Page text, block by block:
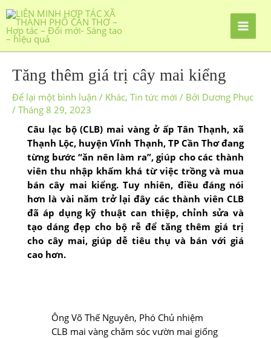
Tăng thêm giá trị cây mai kiểng
Để lại một bình luận / Khác, Tin tức mới / Bởi Dương Phục
/ Tháng 8 29, 2023
Câu lạc bộ (CLB) mai vàng ở ấp Tân Thạnh, xã
Thạnh Lộc, huyện Vĩnh Thạnh, TP Cần Thơ đang
từng bước “ăn nên làm ra”, giúp cho các thành
viên thu nhập khấm khá từ việc trồng và mua
bán cây mai kiểng. Tuy nhiên, điều đáng nói
hơn là vài năm trở lại đây các thành viên CLB
đã áp dụng kỹ thuật can thiệp, chỉnh sửa và
tạo dáng đẹp cho bộ rễ để tăng thêm giá trị
cho cây mai, giúp dễ tiêu thụ và bán với giá
cao hơn.
Ông Võ Thế Nguyên, Phó Chủ nhiệm
CLB mai vàng chăm sóc vườn mai giống